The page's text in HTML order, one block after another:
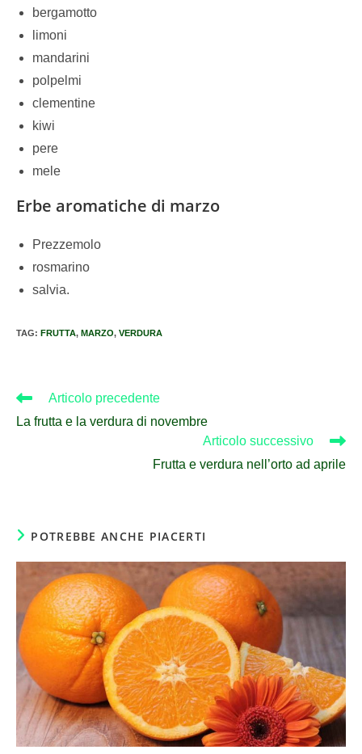
bergamotto
limoni
mandarini
polpelmi
clementine
kiwi
pere
mele
Erbe aromatiche di marzo
Prezzemolo
rosmarino
salvia.
TAG: FRUTTA, MARZO, VERDURA
Articolo precedente
La frutta e la verdura di novembre
Articolo successivo
Frutta e verdura nell’orto ad aprile
POTREBBE ANCHE PIACERTI